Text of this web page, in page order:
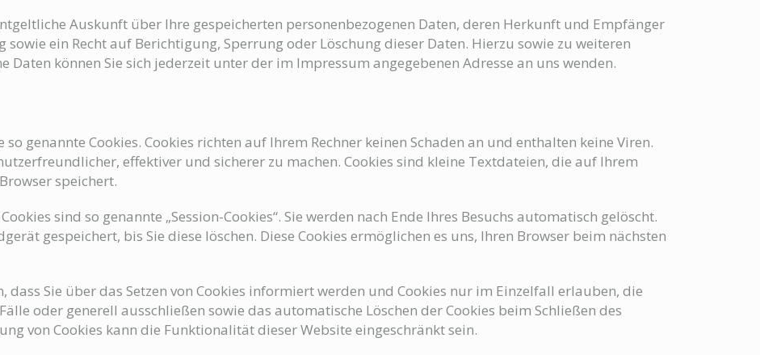
Auskunft über Ihre gespeicherten personenbezogenen Daten, deren Herkunft und Empfänger
ein Recht auf Berichtigung, Sperrung oder Löschung dieser Daten. Hierzu sowie zu weiteren
Daten können Sie sich jederzeit unter der im Impressum angegebenen Adresse an uns wenden.
genannte Cookies. Cookies richten auf Ihrem Rechner keinen Schaden an und enthalten keine Viren.
effektiver und sicherer zu machen. Cookies sind kleine Textdateien, die auf Ihrem
speichert.
sind so genannte „Session-Cookies“. Sie werden nach Ende Ihres Besuchs automatisch gelöscht.
gespeichert, bis Sie diese löschen. Diese Cookies ermöglichen es uns, Ihren Browser beim nächsten
dass Sie über das Setzen von Cookies informiert werden und Cookies nur im Einzelfall erlauben, die
oder generell ausschließen sowie das automatische Löschen der Cookies beim Schließen des
von Cookies kann die Funktionalität dieser Website eingeschränkt sein.